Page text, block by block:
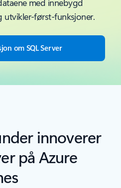
med innebygd
utvikler-først-funksjoner.
om SQL Server
innoverer
på Azure